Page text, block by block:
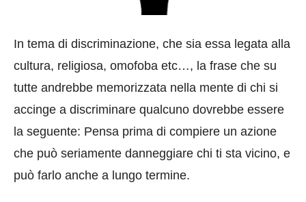
In tema di discriminazione, che sia essa legata alla
cultura, religiosa, omofoba etc…, la frase che su
tutte andrebbe memorizzata nella mente di chi si
accinge a discriminare qualcuno dovrebbe essere
la seguente: Pensa prima di compiere un azione
che può seriamente danneggiare chi ti sta vicino, e
può farlo anche a lungo termine.